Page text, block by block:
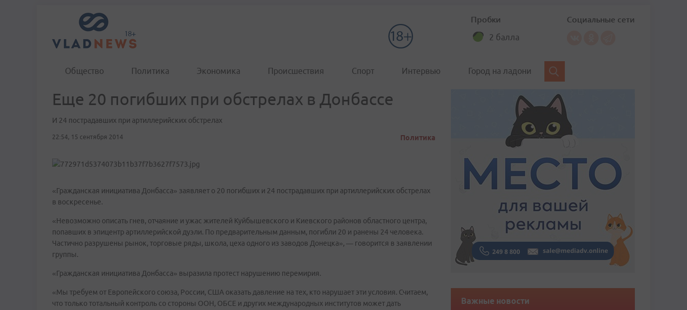
Пробки
2 балла
Социальные сети
Общество Политика Экономика Происшествия Спорт Интервью Город на ладони
Еще 20 погибших при обстрелах в Донбассе
И 24 пострадавших при артиллерийских обстрелах
22:54, 15 сентября 2014 Политика
«Гражданская инициатива Донбасса» заявляет о 20 погибших и 24 пострадавших при артиллерийских обстрелах
в воскресенье.
«Невозможно описать гнев, отчаяние и ужас жителей Куйбышевского и Киевского районов областного центра,
попавших в эпицентр артиллерийской дуэли. По предварительным данным, погибли 20 и ранены 24 человека.
Частично разрушены рынок, торговые ряды, школа, цеха одного из заводов Донецка», — говорится в заявлении
группы.
«Гражданская инициатива Донбасса» выразила протест нарушению перемирия.
«Мы требуем от Европейского союза, России, США оказать давление на тех, кто нарушает эти условия. Считаем,
что только тотальный контроль со стороны ООН, ОБСЕ и других международных институтов может дать
Важные новости